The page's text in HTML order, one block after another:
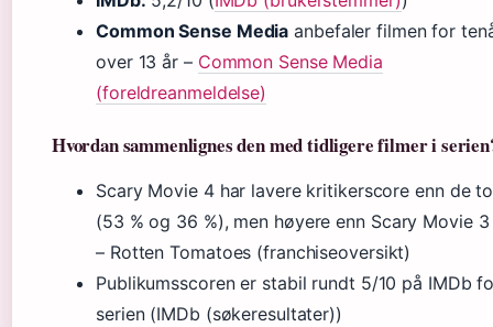
Common Sense Media anbefaler filmen for
over 13 år – Common Sense Media
(foreldreanmeldelse)
Hvordan sammenlignes den med tidligere filmer i
Scary Movie 4 har lavere kritikerscore enn de
(53 % og 36 %), men høyere enn Scary Movie
– Rotten Tomatoes (franchiseoversikt)
Publikumsscoren er stabil rundt 5/10 på IMDb
serien (IMDb (søkeresultater))